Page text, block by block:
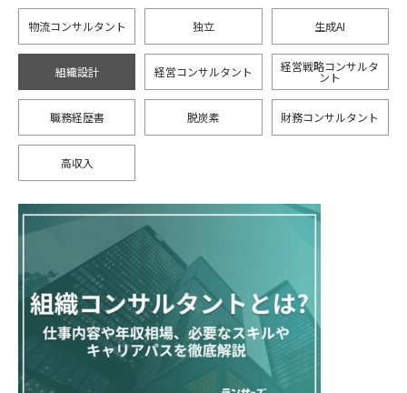
物流コンサルタント 独立 生成AI
組織設計 経営コンサルタント 経営戦略コンサルタ
ント
職務経歴書 脱炭素 財務コンサルタント
高収入